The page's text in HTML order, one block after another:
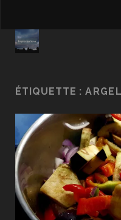
ÉTIQUETTE :